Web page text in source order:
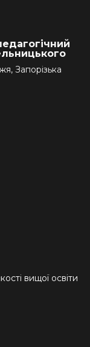
Запорізька
вищої освіти